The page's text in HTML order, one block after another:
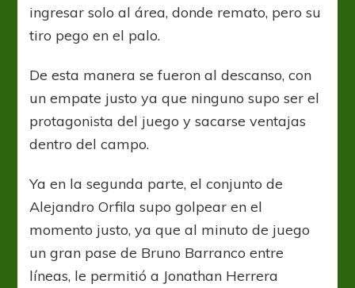
ingresar solo al área, donde remato, pero su
tiro pego en el palo.
De esta manera se fueron al descanso, con
un empate justo ya que ninguno supo ser el
protagonista del juego y sacarse ventajas
dentro del campo.
Ya en la segunda parte, el conjunto de
Alejandro Orfila supo golpear en el
momento justo, ya que al minuto de juego
un gran pase de Bruno Barranco entre
líneas, le permitió a Jonathan Herrera